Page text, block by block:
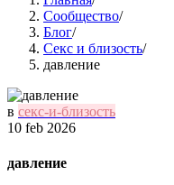
Сообщество/
Блог/
Секс и близость/
давление
в секс-и-близость
10 feb 2026
давление